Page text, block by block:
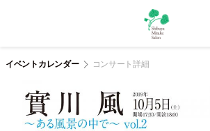
サ
イベントカレンダー コンサート詳細